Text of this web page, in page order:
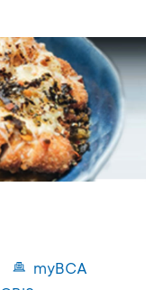
myBCA